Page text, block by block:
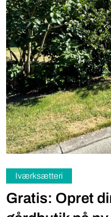
Iværksætteri
Gratis: Opret